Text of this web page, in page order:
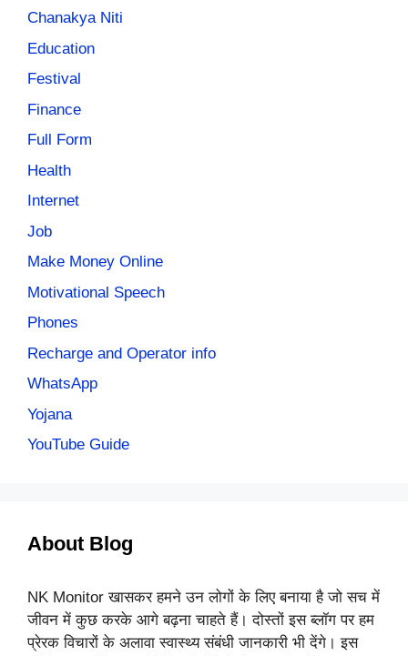
Chanakya Niti
Education
Festival
Finance
Full Form
Health
Internet
Job
Make Money Online
Motivational Speech
Phones
Recharge and Operator info
WhatsApp
Yojana
YouTube Guide
About Blog
NK Monitor खासकर हमने उन लोगों के लिए बनाया है जो सच में
जीवन में कुछ करके आगे बढ़ना चाहते हैं। दोस्तों इस ब्लॉग पर हम
प्रेरक विचारों के अलावा स्वास्थ्य संबंधी जानकारी भी देंगे। इस